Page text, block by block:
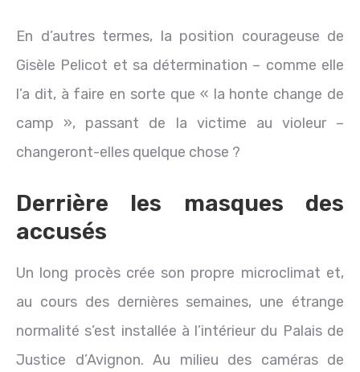
En d’autres termes, la position courageuse de
Gisèle Pelicot et sa détermination – comme elle
l’a dit, à faire en sorte que « la honte change de
camp », passant de la victime au violeur –
changeront-elles quelque chose ?
Derrière les masques des
accusés
Un long procès crée son propre microclimat et,
au cours des dernières semaines, une étrange
normalité s’est installée à l’intérieur du Palais de
Justice d’Avignon. Au milieu des caméras de